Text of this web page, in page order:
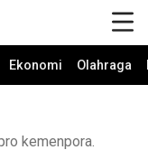
Ekonomi Olahraga
kemenpora.